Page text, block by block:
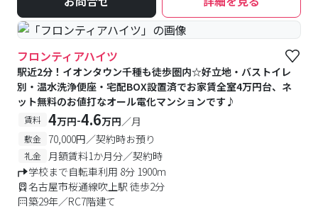
フロンティアハイツ
駅近2分！イオンタウン千種も徒歩圏内☆好立地・バストイレ
別・温水洗浄便座・宅配BOX設置済でお家賃全室4万円台、ネ
ット無料のお値打なオール電化マンションです♪
賃料 4万円-4.6万円／月
敷金 70,000円／契約時お預り
礼金
月額賃料1か月分／契約時
学校まで自転車利用 8分 1900m
名古屋市桜通線吹上駅 徒歩2分
築29年／RC7階建て